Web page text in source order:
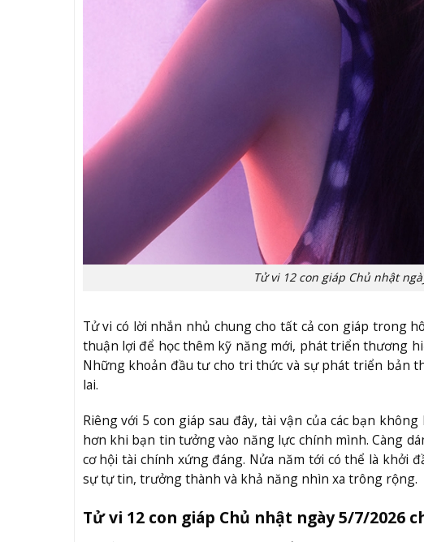
Tử vi 12 con giáp Chủ nhật
Tử vi có lời nhắn nhủ chung cho tất cả con giáp trong
thuận lợi để học thêm kỹ năng mới, phát triển thương
Những khoản đầu tư cho tri thức và sự phát triển bản
lai.
Riêng với 5 con giáp sau đây, tài vận của các bạn
hơn khi bạn tin tưởng vào năng lực chính mình. Càng
cơ hội tài chính xứng đáng. Nửa năm tới có thể là khởi
sự tự tin, trưởng thành và khả năng nhìn xa trông rộng.
Tử vi 12 con giáp Chủ nhật ngày 5/7/2026